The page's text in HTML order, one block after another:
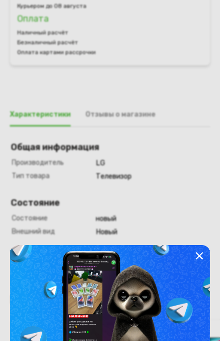
Курьером до 08 августа
Оплата
Наличный расчёт
Безналичный расчёт
Оплата картами рассрочки
Характеристики Отзывы о магазине
Общая информация
Производитель
LG
Тип товара
Телевизор
Состояние
Состояние
новый
Внешний вид
Новый
Похожие товары